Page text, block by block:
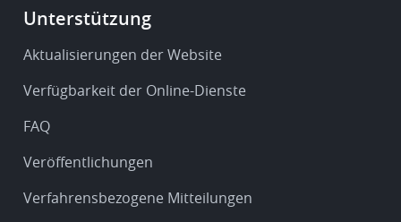
Footer
Service
support
Unterstützung
Aktualisierungen der Website
Verfügbarkeit der Online-Dienste
FAQ
Veröffentlichungen
Verfahrensbezogene Mitteilungen